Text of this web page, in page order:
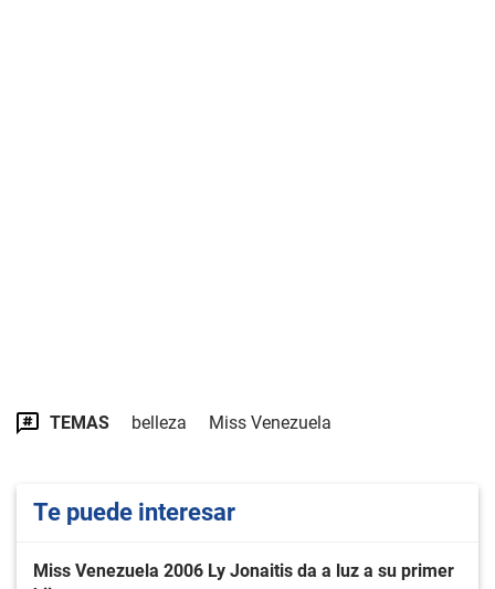
TEMAS belleza Miss Venezuela
Te puede interesar
Miss Venezuela 2006 Ly Jonaitis da a luz a su primer